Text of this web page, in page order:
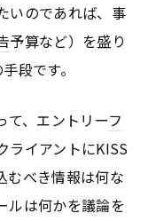
いのであれば、事
予算など）を盛り
段です。
て、エントリーフ
ライアントにKISS
むべき情報は何な
ルは何かを議論を